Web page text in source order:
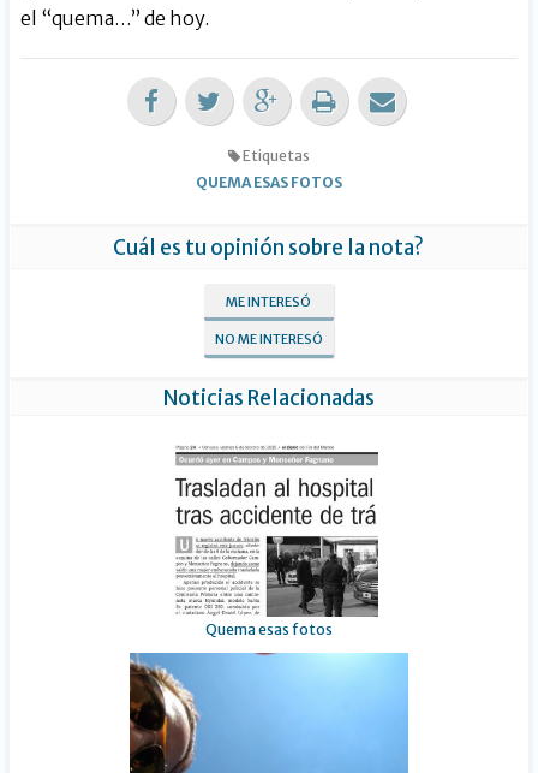
el “quema…” de hoy.
Etiquetas
QUEMA ESAS FOTOS
Cuál es tu opinión sobre la nota?
ME INTERESÓ
NO ME INTERESÓ
Noticias Relacionadas
Quema esas fotos